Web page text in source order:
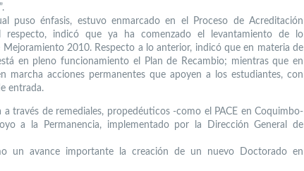
puso énfasis, estuvo enmarcado en el Proceso de Acreditación
respecto, indicó que ya ha comenzado el levantamiento de lo
2010. Respecto a lo anterior, indicó que en materia de
en pleno funcionamiento el Plan de Recambio; mientras que en
marcha acciones permanentes que apoyen a los estudiantes, con
entrada.
a través de remediales, propedéuticos -como el PACE en Coquimbo-
a la Permanencia, implementado por la Dirección General de
un avance importante la creación de un nuevo Doctorado en